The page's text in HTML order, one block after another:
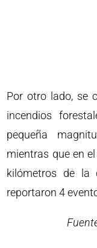
Por otro lado, se
incendios
pequeña
mientras que en
kilómetros de la
reportaron 4